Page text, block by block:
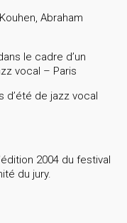
Abraham
le cadre d’un
vocal – Paris
d’été de jazz vocal
2004 du festival
du jury.